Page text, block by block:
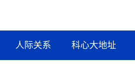
人际关系 科心大地址